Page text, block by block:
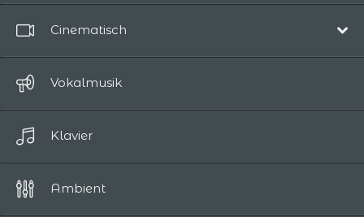
Cinematisch
Episch / Abenteuer
Komödie
Vokalmusik
Klavier
Ambient